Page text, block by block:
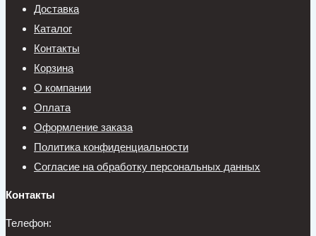
Доставка
Каталог
Контакты
Корзина
О компании
Оплата
Оформление заказа
Политика конфиденциальности
Согласие на обработку персональных данных
Контакты
Телефон: